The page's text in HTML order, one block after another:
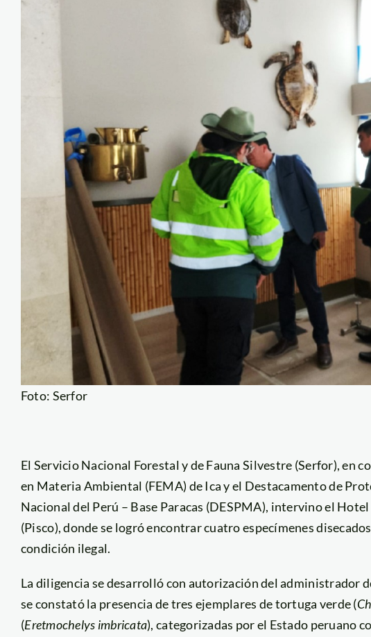
Foto: Serfor
El Servicio Nacional Forestal y de Fauna Silvestre (Serfor), en
en Materia Ambiental (FEMA) de Ica y el Destacamento de
Nacional del Perú – Base Paracas (DESPMA), intervino el
(Pisco), donde se logró encontrar cuatro especímenes
condición ilegal.
La diligencia se desarrolló con autorización del administrador
se constató la presencia de tres ejemplares de tortuga verde (
(Eretmochelys imbricata), categorizadas por el Estado peruano